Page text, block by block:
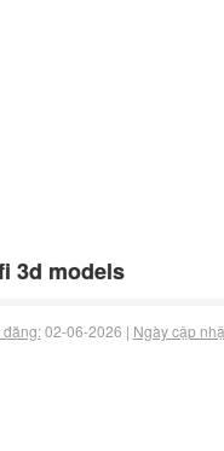
3d models
đăng:02-06-2026 | Ngày cập